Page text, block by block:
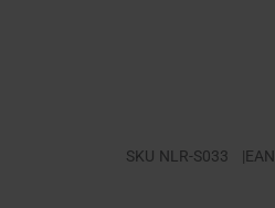
SKU NLR-S033 |EAN